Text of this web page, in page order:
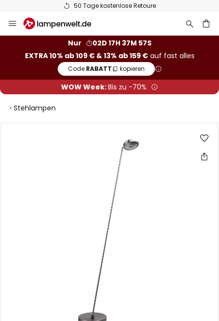
50 Tage kostenlose Retoure
Inhalt
Nur
02D 17H 37M 56S
EXTRA 10% ab 109 € & 13% ab 159 €auf fast alles
Code:RABATT kopieren
WOW Week:Bis zu -70%
Stehlampen